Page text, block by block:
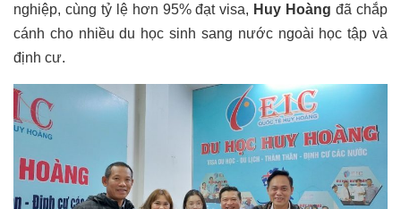
nghiệp, cùng tỷ lệ hơn 95% đạt visa, Huy Hoàng đã chắp
cánh cho nhiều du học sinh sang nước ngoài học tập và
định cư.